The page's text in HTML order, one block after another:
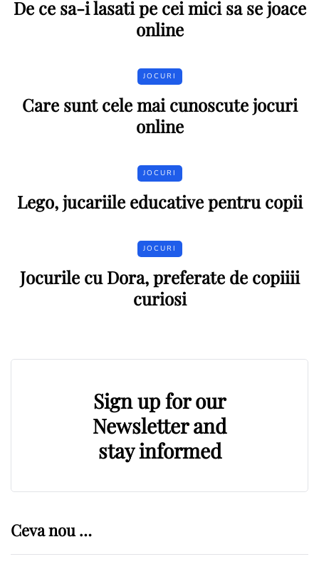
De ce sa-i lasati pe cei mici sa se joace
online
JOCURI
Care sunt cele mai cunoscute jocuri
online
JOCURI
Lego, jucariile educative pentru copii
JOCURI
Jocurile cu Dora, preferate de copiiii
curiosi
Sign up for our
Newsletter and
stay informed
Ceva nou …